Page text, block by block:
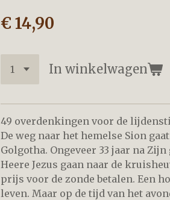
€ 14,90
In winkelwagen
49 overdenkingen voor de
De weg naar het hemelse Sion
Golgotha. Ongeveer 33 jaar na
Heere Jezus gaan naar de
prijs voor de zonde betalen. Een
leven. Maar op de tijd van het